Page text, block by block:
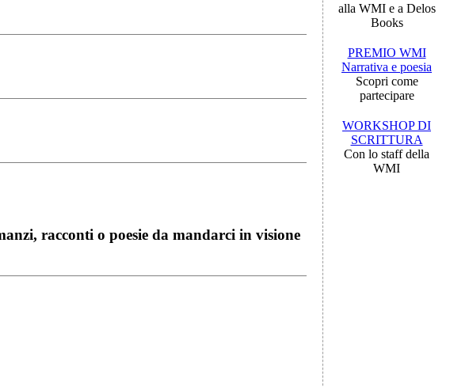
racconti o poesie da mandarci in visione
alla WMI e a Delos
Books
PREMIO WMI
Narrativa e poesia
Scopri come
partecipare
WORKSHOP DI
SCRITTURA
Con lo staff della
WMI